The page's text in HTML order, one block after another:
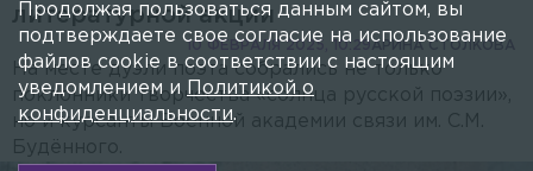
литературной акции
На месте дуэли поэта собрались не только
поклонники творчества «солнца русской поэзии»,
но и курсанты Военной академии связи им. С.М.
Будённого.
Продолжая пользоваться данным сайтом, вы
подтверждаете свое согласие на использование
файлов cookie в соответствии с настоящим
уведомлением и Политикой о
конфиденциальности.